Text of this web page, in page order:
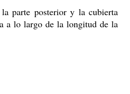
parte posterior y la cubierta
a lo largo de la longitud de la